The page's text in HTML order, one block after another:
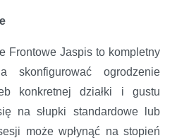
Frontowe Jaspis to kompletny
skonfigurować ogrodzenie
konkretnej działki i gustu
na słupki standardowe lub
może wpłynąć na stopień